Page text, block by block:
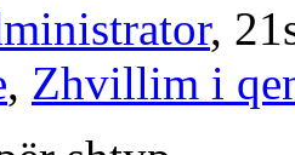
,
, Zhvillim i